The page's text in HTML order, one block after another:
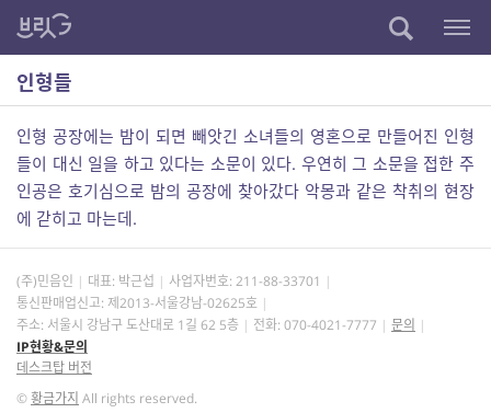
인형들
인형 공장에는 밤이 되면 빼앗긴 소녀들의 영혼으로 만들어진 인형
들이 대신 일을 하고 있다는 소문이 있다. 우연히 그 소문을 접한 주
인공은 호기심으로 밤의 공장에 찾아갔다 악몽과 같은 착취의 현장
에 갇히고 마는데.
(주)민음인 대표: 박근섭 사업자번호: 211-88-33701
통신판매업신고: 제2013-서울강남-02625호
주소: 서울시 강남구 도산대로 1길 62 5층
전화: 070-4021-7777
문의
IP현황&문의
데스크탑 버전
©황금가지 All rights reserved.